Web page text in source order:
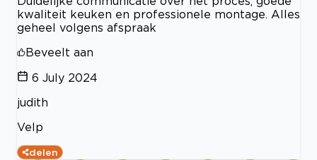
kwaliteit keuken en professionele montage. Alles
geheel volgens afspraak
Beveelt aan
6 July 2024
judith
Velp
delen